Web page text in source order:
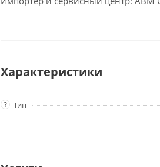
Характеристики
? Тип